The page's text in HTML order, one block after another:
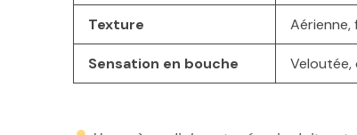
Texture
Sensation en bouche Veloutée,